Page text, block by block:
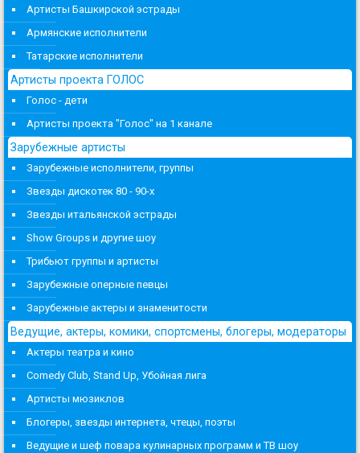
Артисты Башкирской эстрады
Армянские исполнители
Татарские исполнители
Артисты проекта ГОЛОС
Голос - дети
Артисты проекта "Голос" на 1 канале
Зарубежные артисты
Зарубежные исполнители, группы
Звезды дискотек 80 - 90-х
Звезды итальянской эстрады
Show Groups и другие шоу
Трибьют группы и артисты
Зарубежные оперные певцы
Зарубежные актеры и знаменитости
Ведущие, актеры, комики, спортсмены, блогеры, модераторы
Актеры театра и кино
Comedy Club, Stand Up, Убойная лига
Артисты мюзиклов
Блогеры, звезды интернета, чтецы, поэты
Ведущие и шеф повара кулинарных программ и ТВ шоу